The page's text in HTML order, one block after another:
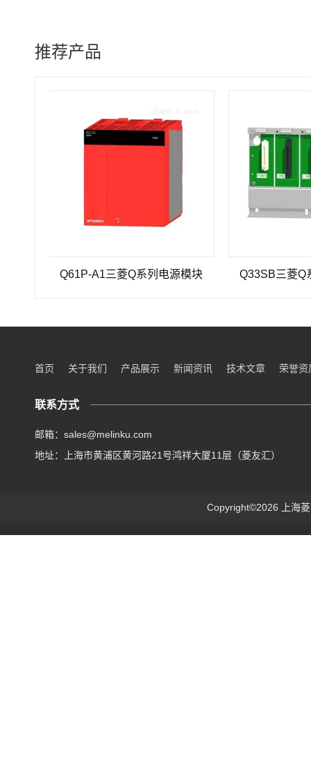
推荐产品
Q61P-A1三菱Q系列电源模块 Q33SB三菱Q系列
首页 关于我们 产品展示 新闻资讯 技术文章 荣誉资
联系方式
邮箱：sales@melinku.com
地址：上海市黄浦区黄河路21号鸿祥大厦11层（菱友汇）
Copyright©2026 上海